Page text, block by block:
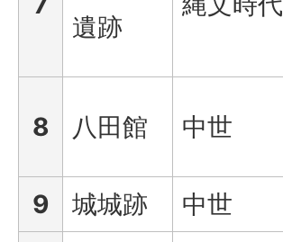
遺跡
8 八田館 中世
9
城城跡 中世